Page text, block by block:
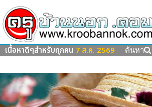
เนื้อหาดีๆสำหรับทุกคน 7 ส.ค. 2569 ค้นหา